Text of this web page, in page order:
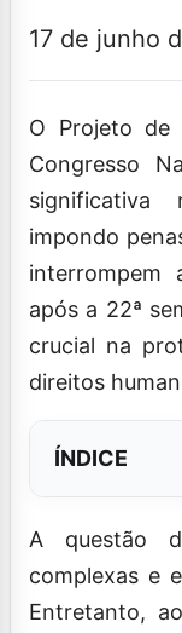
17 de junho
O Projeto de
Congresso
significativa
impondo
interrompem
após a 22ª
crucial na
direitos
ÍNDICE
A questão
complexas e
Entretanto,